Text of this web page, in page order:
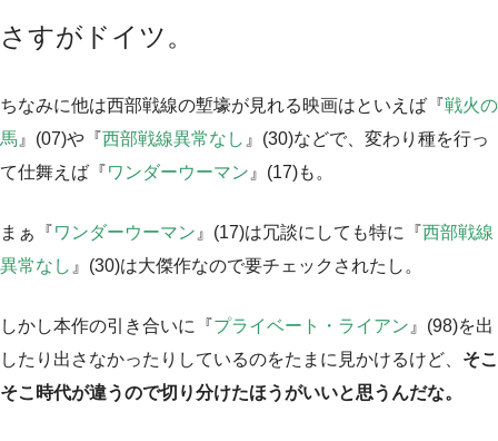
さすがドイツ。
ちなみに他は西部戦線の塹壕が見れる映画はといえば『戦火の
馬 』(07)や『西部戦線異常なし 』(30)などで、変わり種を行っ
て仕舞えば『ワンダーウーマン 』(17)も。
まぁ『ワンダーウーマン 』(17)は冗談にしても特に『西部戦線
異常なし 』(30)は大傑作なので要チェックされたし。
しかし本作の引き合いに『プライベート・ライアン 』(98)を出
したり出さなかったりしているのをたまに見かけるけど、 そこ
そこ時代が違うので切り分けたほうがいいと思うんだな。